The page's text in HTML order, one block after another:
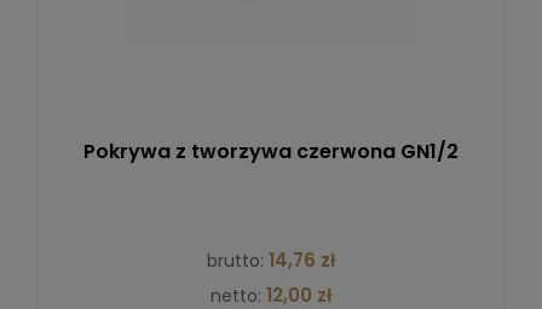
Pokrywa z tworzywa czerwona GN1/2
brutto: 14,76 zł
netto: 12,00 zł